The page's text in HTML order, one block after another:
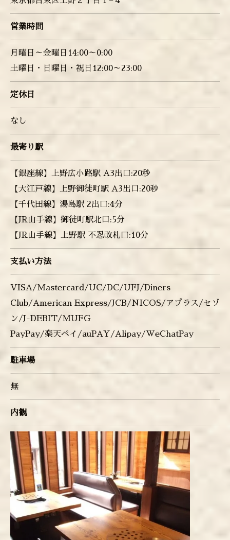
営業時間
月曜日～金曜日14:00～0:00
土曜日・日曜日・祝日12:00～23:00
定休日
なし
最寄り駅
【銀座線】上野広小路駅 A3出口:20秒
【大江戸線】上野御徒町駅 A3出口:20秒
【千代田線】湯島駅 2出口:4分
【JR山手線】御徒町駅北口:5分
【JR山手線】上野駅 不忍改札口:10分
支払い方法
VISA/Mastercard/UC/DC/UFJ/Diners
Club/American Express/JCB/NICOS/アプラス/セゾ
ン/J-DEBIT/MUFG
PayPay/楽天ペイ/auPAY/Alipay/WeChatPay
駐車場
無
内観